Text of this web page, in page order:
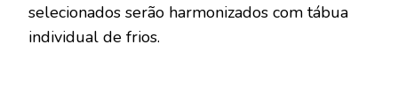
selecionados serão harmonizados com tábua
individual de frios.